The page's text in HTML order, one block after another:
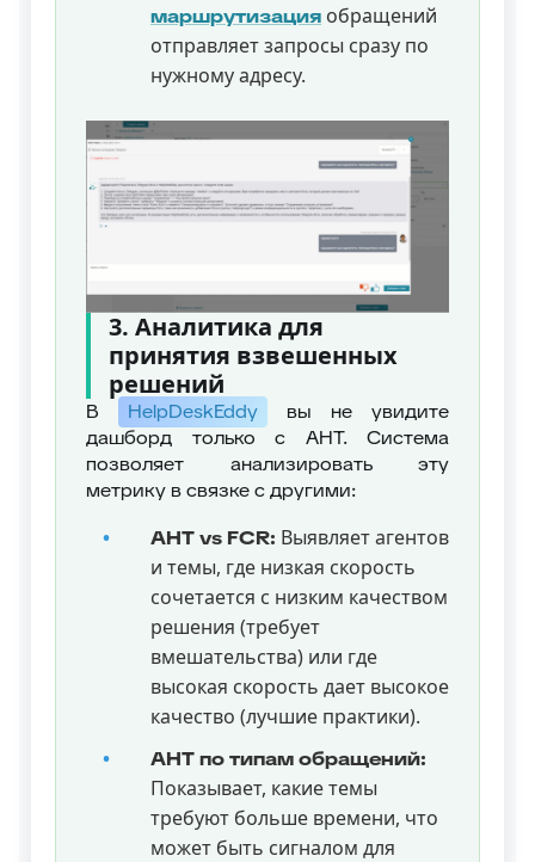
маршрутизация обращений
отправляет запросы сразу по
нужному адресу.
3. Аналитика для
принятия взвешенных
решений
В HelpDeskEddy
вы не увидите
дашборд только с AHT. Система
позволяет анализировать эту
метрику в связке с другими:
AHT vs FCR: Выявляет агентов
и темы, где низкая скорость
сочетается с низким качеством
решения (требует
вмешательства) или где
высокая скорость дает высокое
качество (лучшие практики).
AHT по типам обращений:
Показывает, какие темы
требуют больше времени, что
может быть сигналом для